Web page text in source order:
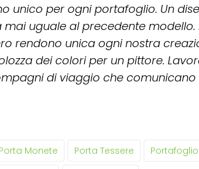
unico per ogni portafoglio. Un
uguale al precedente modello.
rendono unica ogni nostra
dei colori per un pittore.
di viaggio che
Porta Monete Porta Tessere Portafoglio